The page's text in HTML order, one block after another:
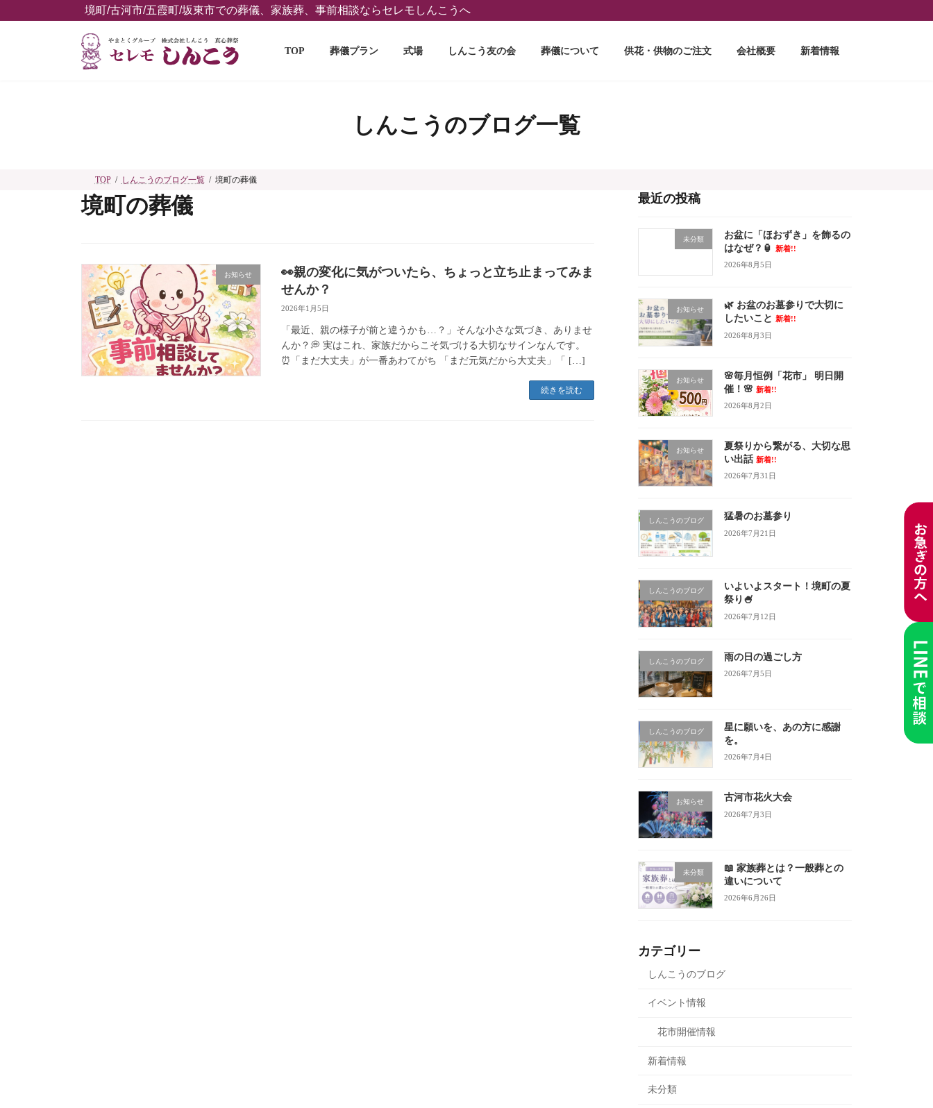
ン
ビ
境町/古河市/五霞町/坂東市での葬儀、家族葬、事前相談ならセレモしんこうへ
TOP 葬儀プラン 式場 しんこう友の会 葬儀について 供花・供物のご注文 会社概要 新着情報
しんこうのブログ一覧
TOP しんこうのブログ一覧 境町の葬儀
境町の葬儀
お知らせ
👀親の変化に気がついたら、ちょっと立ち止まってみま
せんか？
2026年1月5日
「最近、親の様子が前と違うかも…？」そんな小さな気づき、ありませ
んか？💭 実はこれ、家族だからこそ気づける大切なサインなんです。
⏰「まだ大丈夫」が一番あわてがち 「まだ元気だから大丈夫」「 […]
続きを読む
最近の投稿
未分類
お盆に「ほおずき」を飾るの
はなぜ？🏮
新着!!
2026年8月5日
お知らせ
🌿 お盆のお墓参りで大切に
したいこと 新着!!
2026年8月3日
お知らせ
🌸毎月恒例「花市」 明日開
催！🌸 新着!!
2026年8月2日
お知らせ
夏祭りから繋がる、大切な思
い出話 新着!!
2026年7月31日
しんこうのブログ 猛暑のお墓参り
2026年7月21日
しんこうのブログ
いよいよスタート！境町の夏
祭り🍧
2026年7月12日
しんこうのブログ 雨の日の過ごし方
2026年7月5日
しんこうのブログ
星に願いを、あの方に感謝
を。
2026年7月4日
お知らせ 古河市花火大会
2026年7月3日
未分類
📖 家族葬とは？一般葬との
違いについて
2026年6月26日
カテゴリー
しんこうのブログ
イベント情報
花市開催情報
新着情報
未分類